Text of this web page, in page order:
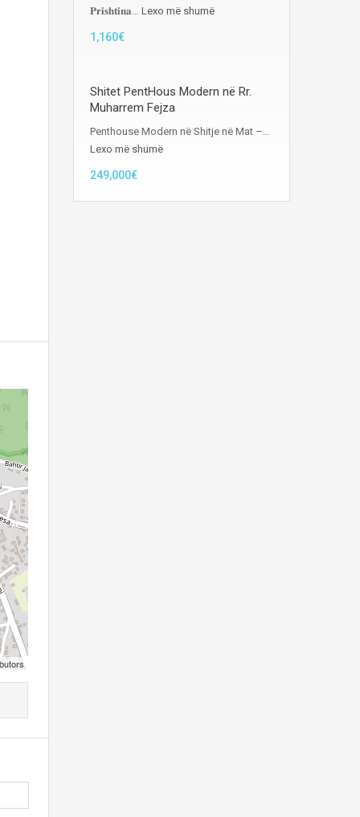
𝐏𝐫𝐢𝐬𝐡𝐭𝐢𝐧𝐚… Lexo më shumë
1,160€
Shitet PentHous Modern në Rr.
Muharrem Fejza
Penthouse Modern në Shitje në Mat –…
Lexo më shumë
249,000€